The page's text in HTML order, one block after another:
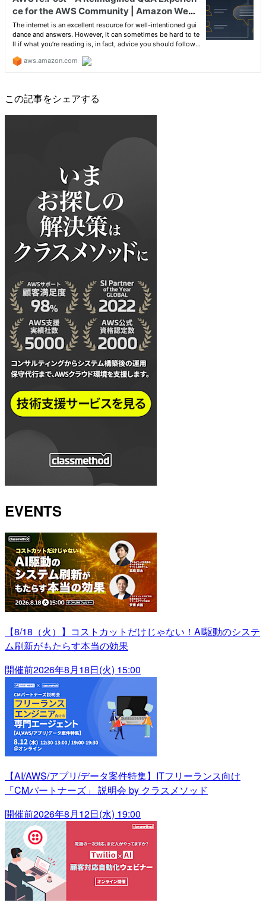
この記事をシェアする
EVENTS
【8/18（火）】コストカットだけじゃない！AI駆動のシステ
ム刷新がもたらす本当の効果
開催前2026年8月18日(火) 15:00
【AI/AWS/アプリ/データ案件特集】ITフリーランス向け
「CMパートナーズ」 説明会 by クラスメソッド
開催前2026年8月12日(水) 19:00